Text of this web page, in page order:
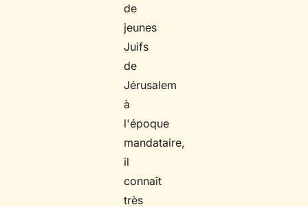
de
jeunes
Juifs
de
Jérusalem
à
l'époque
mandataire,
il
connaît
très